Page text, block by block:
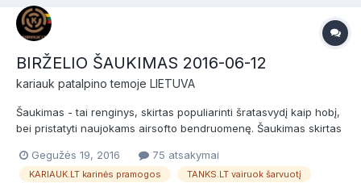
BIRŽELIO ŠAUKIMAS 2016-06-12
kariauk patalpino temoje LIETUVA
Šaukimas - tai renginys, skirtas populiarinti šratasvydį kaip hobį,
bei pristatyti naujokams airsofto bendruomenę. Šaukimas skirtas
komandoms. Prieš žaidimą bus NEMOKAMI dviejų valandų
baziniai kariniai mokymai, po jų žaidimas. Data:...
Gegužės 19, 2016 75 atsakymai
KARIAUK.LT karinės pramogos TANKS.LT vairuok šarvuotį